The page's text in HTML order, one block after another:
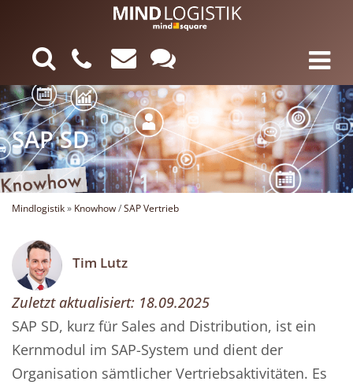
SAP SD
Mindlogistik» Knowhow/SAP Vertrieb
Tim Lutz
Zuletzt aktualisiert: 18.09.2025
SAP SD, kurz für Sales and Distribution, ist ein
Kernmodul im SAP-System und dient der
Organisation sämtlicher Vertriebsaktivitäten. Es